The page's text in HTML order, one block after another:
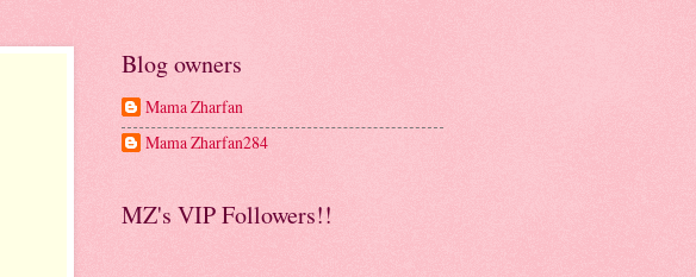
Blog owners
Mama Zharfan
Mama Zharfan284
MZ's VIP Followers!!